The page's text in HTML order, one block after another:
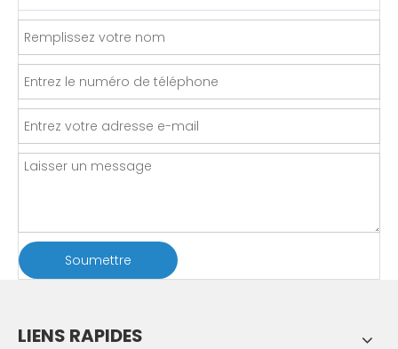
Soumettre
LIENS RAPIDES